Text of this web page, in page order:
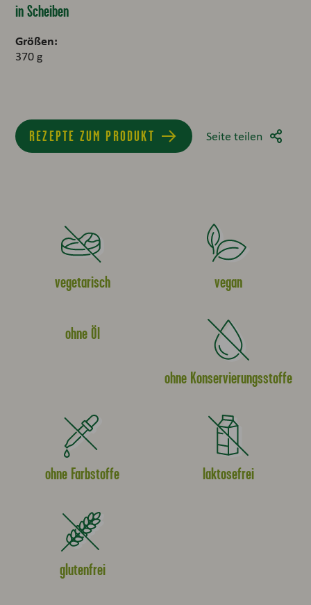
in Scheiben
Größen:
370 g
REZEPTE ZUM PRODUKT Seite teilen
vegetarisch vegan
ohne Öl
ohne Konservierungsstoffe
ohne Farbstoffe laktosefrei
glutenfrei